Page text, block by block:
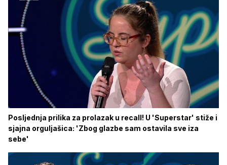
Posljednja prilika za prolazak u recall! U 'Superstar' stiže i
sjajna orguljašica: 'Zbog glazbe sam ostavila sve iza
sebe'